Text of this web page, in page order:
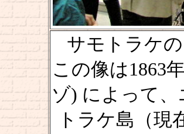
サモトラケの
この像は1863
ゾ) によって
トラケ島（